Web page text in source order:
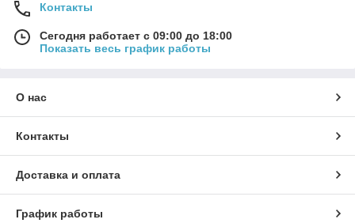
Контакты
Сегодня работает с 09:00 до 18:00
Показать весь график работы
О нас
Контакты
Доставка и оплата
График работы